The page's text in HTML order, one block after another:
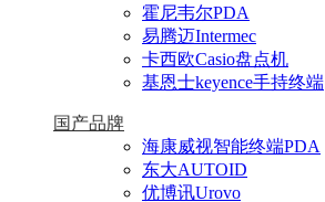
霍尼韦尔PDA
易腾迈Intermec
卡西欧Casio盘点机
基恩士keyence手持终端
国产品牌
海康威视智能终端PDA
东大AUTOID
优博讯Urovo